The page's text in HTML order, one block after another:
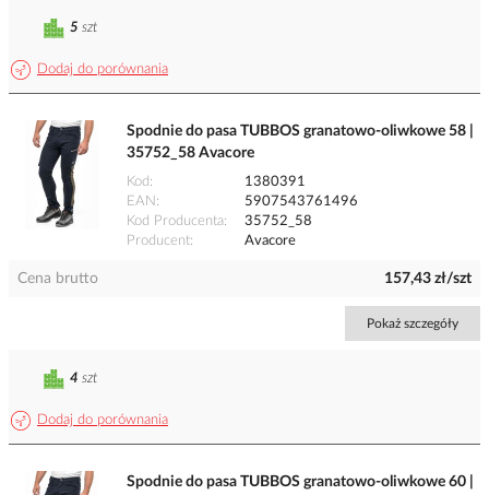
Dodaj do porównania
5 szt
Spodnie do pasa TUBBOS granatowo-oliwkowe 58 |
35752_58 Avacore
Kod
1380391
EAN
5907543761496
Kod Producenta
35752_58
Producent
Avacore
Cena brutto 157,43 zł/szt
Pokaż szczegóły
Dodaj do porównania
4 szt
Spodnie do pasa TUBBOS granatowo-oliwkowe 60 |